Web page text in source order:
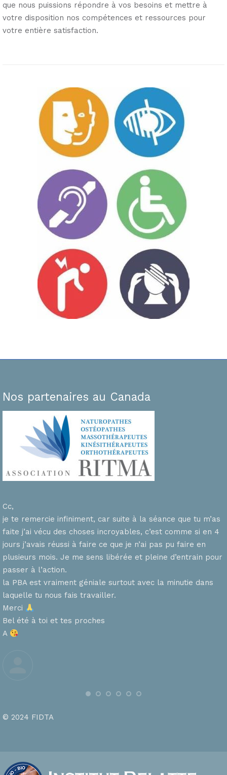
que nous puissions répondre à vos besoins et mettre à
votre disposition nos compétences et ressources pour
votre entière satisfaction.
Nos partenaires au Canada
Cc,
je te remercie infiniment, car suite à la séance que tu m’as
faite j’ai vécu des choses incroyables, c’est comme si en 4
jours j’avais réussi à faire ce que je n’ai pas pu faire en
plusieurs mois. Je me sens libérée et pleine d’entrain pour
passer à l’action.
la PBA est vraiment géniale surtout avec la minutie dans
laquelle tu nous fais travailler.
Merci
Bel été à toi et tes proches
A
© 2024 FIDTA